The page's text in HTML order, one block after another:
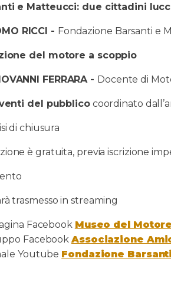
e Matteucci: due cittadini
RICCI - Fondazione Barsanti e
del motore a scoppio
FERRARA - Docente di
del pubblicocoordinato
di chiusura
è gratuita, previa iscrizione
trasmesso in streaming
Facebook Museo del
Facebook Associazione
Youtube Fondazione